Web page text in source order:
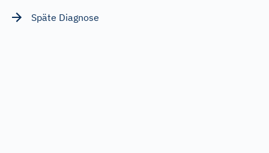
Späte Diagnose